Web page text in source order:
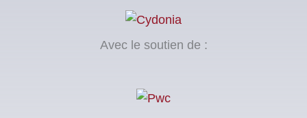
Avec le soutien de :